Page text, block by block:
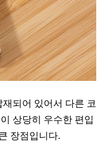
되어 있어서 다른 코
상당히 우수한 편입
장점입니다.